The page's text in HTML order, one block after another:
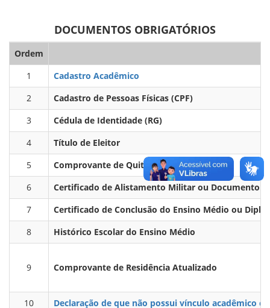
DOCUMENTOS OBRIGATÓRIOS
Ordem
1
Cadastro Acadêmico
2
Cadastro de Pessoas Físicas (CPF)
3
Cédula de Identidade (RG)
4
Título de Eleitor
5
Comprovante de Quitação Eleitoral
6
Certificado de Alistamento Militar ou Documento
7
Certificado de Conclusão do Ensino Médio ou
8
Histórico Escolar do Ensino Médio
9 Comprovante de Residência Atualizado
10
Declaração de que não possui vínculo acadêmico